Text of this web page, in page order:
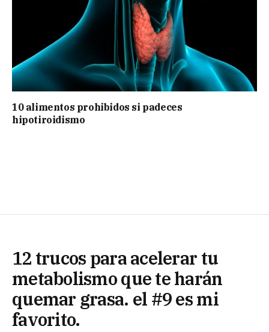
10 alimentos prohibidos si padeces
hipotiroidismo
12 trucos para acelerar tu
metabolismo que te harán
quemar grasa. el #9 es mi
favorito.